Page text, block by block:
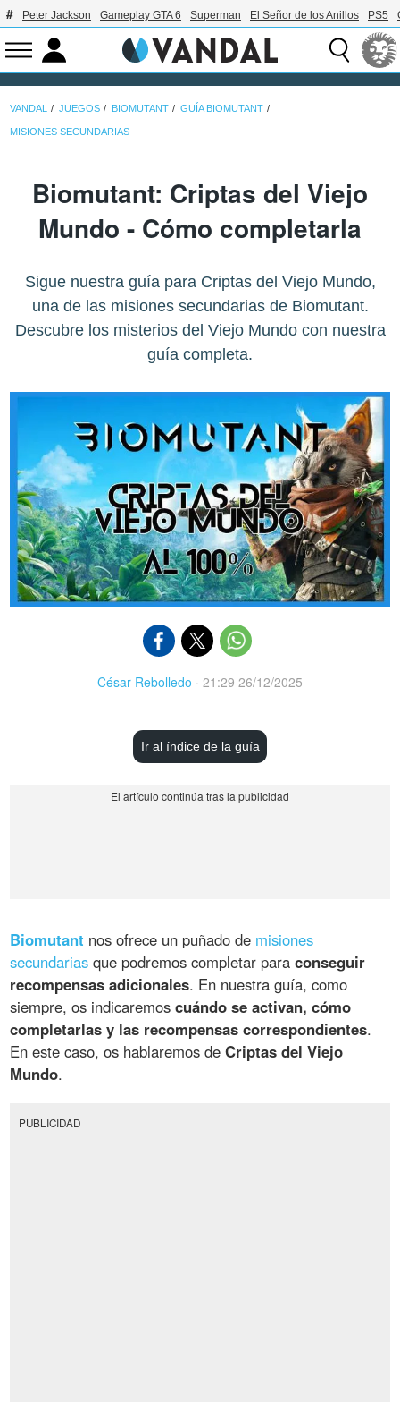
Peter Jackson Gameplay GTA 6 Superman El Señor de los Anillos PS5
VANDAL JUEGOS BIOMUTANT GUÍA BIOMUTANT
MISIONES SECUNDARIAS
Biomutant: Criptas del Viejo
Mundo - Cómo completarla
Sigue nuestra guía para Criptas del Viejo Mundo,
una de las misiones secundarias de Biomutant.
Descubre los misterios del Viejo Mundo con nuestra
guía completa.
César Rebolledo · 21:29 26/12/2025
Ir al índice de la guía
Biomutant nos ofrece un puñado de misiones
secundarias que podremos completar paraconseguir
recompensas adicionales. En nuestra guía, como
siempre, os indicaremoscuándo se activan, cómo
completarlas y las recompensas correspondientes.
En este caso, os hablaremos deCriptas del Viejo
Mundo.
PUBLICIDAD